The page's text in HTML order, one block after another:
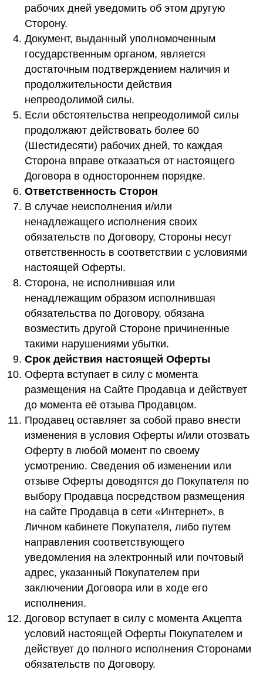
рабочих дней уведомить об этом другую
Сторону.
Документ, выданный уполномоченным
государственным органом, является
достаточным подтверждением наличия и
продолжительности действия
непреодолимой силы.
Если обстоятельства непреодолимой силы
продолжают действовать более 60
(Шестидесяти) рабочих дней, то каждая
Сторона вправе отказаться от настоящего
Договора в одностороннем порядке.
Ответственность Сторон
В случае неисполнения и/или
ненадлежащего исполнения своих
обязательств по Договору, Стороны несут
ответственность в соответствии с условиями
настоящей Оферты.
Сторона, не исполнившая или
ненадлежащим образом исполнившая
обязательства по Договору, обязана
возместить другой Стороне причиненные
такими нарушениями убытки.
Срок действия настоящей Оферты
Оферта вступает в силу с момента
размещения на Сайте Продавца и действует
до момента её отзыва Продавцом.
Продавец оставляет за собой право внести
изменения в условия Оферты и/или отозвать
Оферту в любой момент по своему
усмотрению. Сведения об изменении или
отзыве Оферты доводятся до Покупателя по
выбору Продавца посредством размещения
на сайте Продавца в сети «Интернет», в
Личном кабинете Покупателя, либо путем
направления соответствующего
уведомления на электронный или почтовый
адрес, указанный Покупателем при
заключении Договора или в ходе его
исполнения.
Договор вступает в силу с момента Акцепта
условий настоящей Оферты Покупателем и
действует до полного исполнения Сторонами
обязательств по Договору.